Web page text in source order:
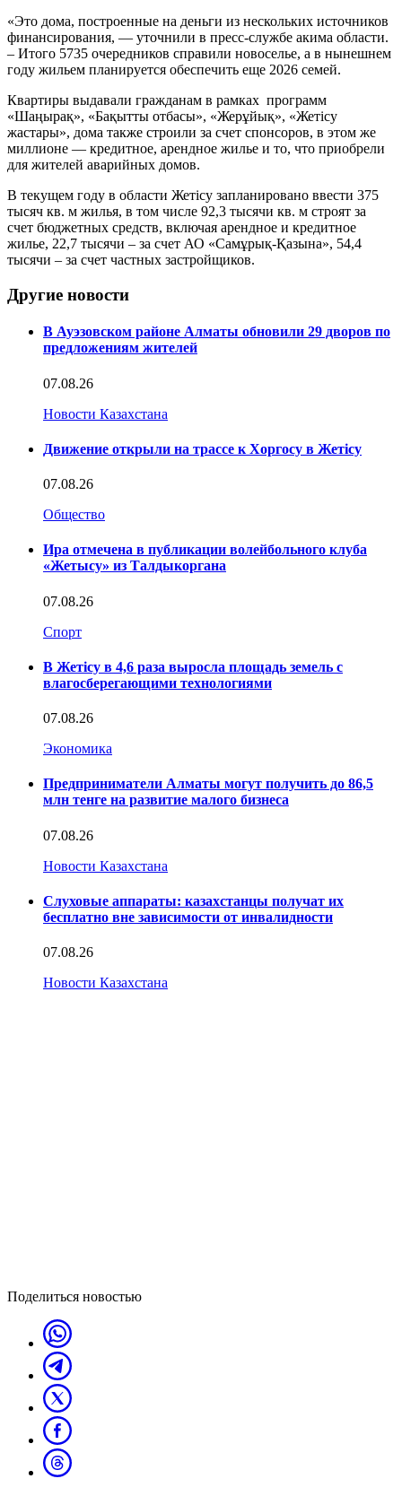
«Это дома, построенные на деньги из нескольких источников
финансирования, — уточнили в пресс-службе акима области.
– Итого 5735 очередников справили новоселье, а в нынешнем
году жильем планируется обеспечить еще 2026 семей.
Квартиры выдавали гражданам в рамках программ
«Шаңырақ», «Бақытты отбасы», «Жерұйық», «Жетісу
жастары», дома также строили за счет спонсоров, в этом же
миллионе — кредитное, арендное жилье и то, что приобрели
для жителей аварийных домов.
В текущем году в области Жетiсу запланировано ввести 375
тысяч кв. м жилья, в том числе 92,3 тысячи кв. м строят за
счет бюджетных средств, включая арендное и кредитное
жилье, 22,7 тысячи – за счет АО «Самұрық-Қазына», 54,4
тысячи – за счет частных застройщиков.
Другие новости
В Ауэзовском районе Алматы обновили 29 дворов по
предложениям жителей
07.08.26
Новости Казахстана
Движение открыли на трассе к Хоргосу в Жетісу
07.08.26
Общество
Ира отмечена в публикации волейбольного клуба
«Жетысу» из Талдыкоргана
07.08.26
Спорт
В Жетісу в 4,6 раза выросла площадь земель с
влагосберегающими технологиями
07.08.26
Экономика
Предприниматели Алматы могут получить до 86,5
млн тенге на развитие малого бизнеса
07.08.26
Новости Казахстана
Слуховые аппараты: казахстанцы получат их
бесплатно вне зависимости от инвалидности
07.08.26
Новости Казахстана
Поделиться новостью